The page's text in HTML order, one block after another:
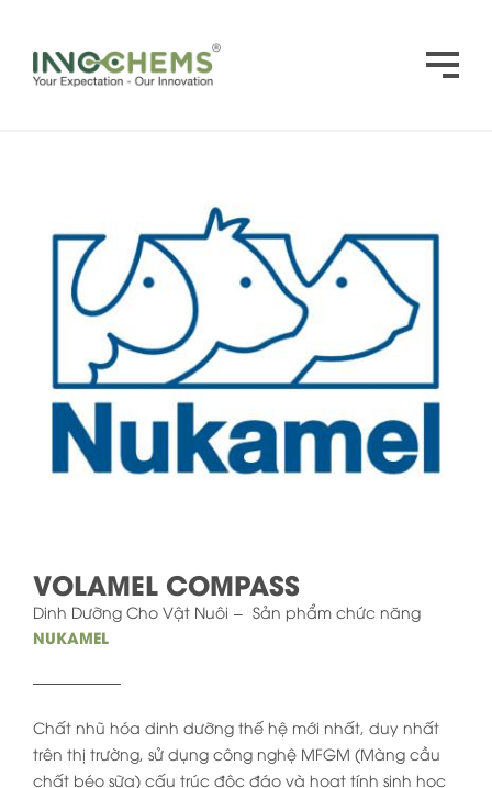
VOLAMEL COMPASS
Dinh Dưỡng Cho Vật Nuôi
Sản phẩm chức năng
NUKAMEL
Chất nhũ hóa dinh dưỡng thế hệ mới nhất, duy nhất
trên thị trường, sử dụng công nghệ MFGM (Màng cầu
chất béo sữa) cấu trúc độc đáo và hoạt tính sinh học